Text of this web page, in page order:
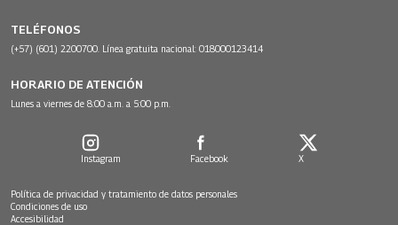
TELÉFONOS
(+57) (601) 2200700. Línea gratuita nacional: 018000123414
HORARIO DE ATENCIÓN
Lunes a viernes de 8:00 a.m. a 5:00 p.m.
Instagram Facebook X
Política de privacidad y tratamiento de datos personales
Condiciones de uso
Accesibilidad